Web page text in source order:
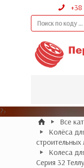
+38
Поиск по коду ...
?>
Все
Колёса
строительных
Колеса
Серия 32